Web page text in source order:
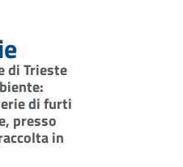
di Trieste
di furti
presso
in